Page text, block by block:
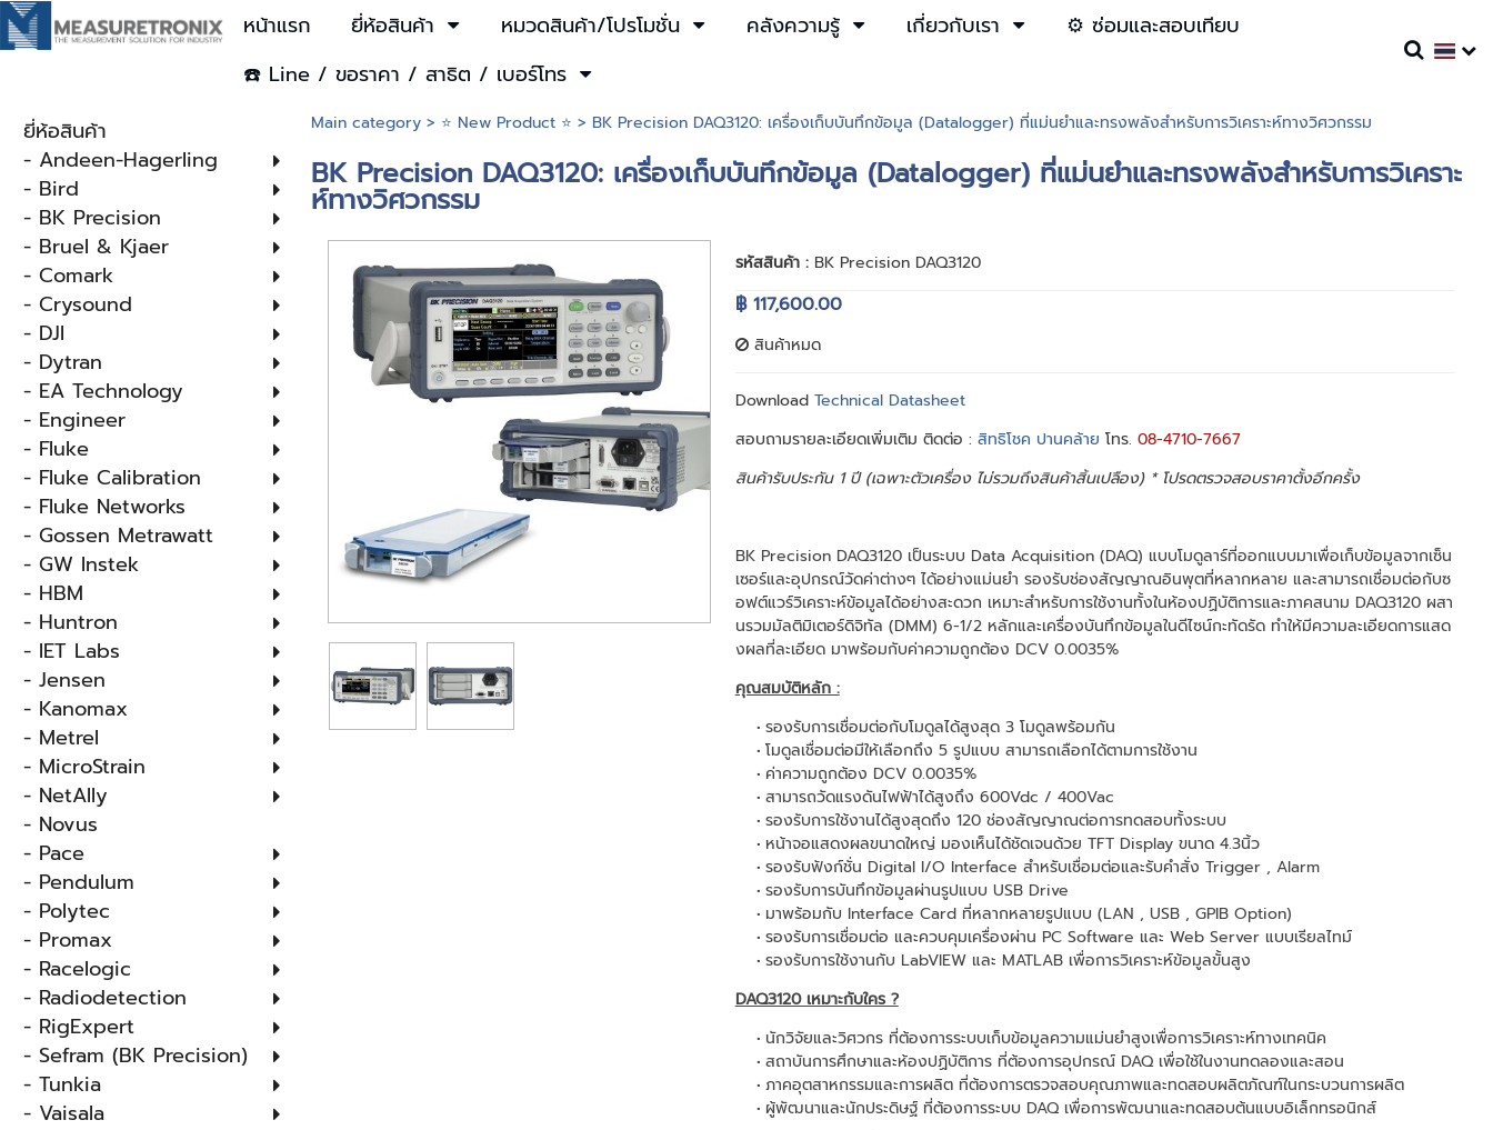
หน้าแรก ยี่ห้อสินค้า หมวดสินค้า/โปรโมชั่น คลังความรู้ เกี่ยวกับเรา
⚙️ ซ่อมและสอบเทียบ
☎️ Line / ขอราคา / สาธิต / เบอร์โทร
ยี่ห้อสินค้า
- Andeen-Hagerling
- Bird
- BK Precision
- Bruel & Kjaer
- Comark
- Crysound
- DJI
- Dytran
- EA Technology
- Engineer
- Fluke
- Fluke Calibration
- Fluke Networks
- Gossen Metrawatt
- GW Instek
- HBM
- Huntron
- IET Labs
- Jensen
- Kanomax
- Metrel
- MicroStrain
- NetAlly
- Novus
- Pace
- Pendulum
- Polytec
- Promax
- Racelogic
- Radiodetection
- RigExpert
- Sefram (BK Precision)
- Tunkia
- Vaisala
Main category> ⭐ New Product ⭐ > BK Precision DAQ3120: เครื่องเก็บบันทึกข้อมูล (Datalogger) ที่แม่นยำและทรงพลังสำหรับการวิเคราะห์ทางวิศวกรรม
BK Precision DAQ3120: เครื่องเก็บบันทึกข้อมูล (Datalogger) ที่แม่นยำและทรงพลังสำหรับการวิเคราะ
ห์ทางวิศวกรรม
รหัสสินค้า : BK Precision DAQ3120
฿ 117,600.00
สินค้าหมด
Download Technical Datasheet
สอบถามรายละเอียดเพิ่มเติม ติดต่อ : สิทธิโชค ปานคล้าย โทร. 08-4710-7667
สินค้ารับประกัน 1 ปี (เฉพาะตัวเครื่อง ไม่รวมถึงสินค้าสิ้นเปลือง) * โปรดตรวจสอบราคาตั้งอีกครั้ง
BK Precision DAQ3120 เป็นระบบ Data Acquisition (DAQ) แบบโมดูลาร์ที่ออกแบบมาเพื่อเก็บข้อมูลจากเซ็น
เซอร์และอุปกรณ์วัดค่าต่างๆ ได้อย่างแม่นยำ รองรับช่องสัญญาณอินพุตที่หลากหลาย และสามารถเชื่อมต่อกับซ
อฟต์แวร์วิเคราะห์ข้อมูลได้อย่างสะดวก เหมาะสำหรับการใช้งานทั้งในห้องปฏิบัติการและภาคสนาม DAQ3120 ผสา
นรวมมัลติมิเตอร์ดิจิทัล (DMM) 6-1/2 หลักและเครื่องบันทึกข้อมูลในดีไซน์กะทัดรัด ทำให้มีความละเอียดการแสด
งผลที่ละเอียด มาพร้อมกับค่าความถูกต้อง DCV 0.0035%
คุณสมบัติหลัก :
รองรับการเชื่อมต่อกับโมดูลได้สูงสุด 3 โมดูลพร้อมกัน
โมดูลเชื่อมต่อมีให้เลือกถึง 5 รูปแบบ สามารถเลือกได้ตามการใช้งาน
ค่าความถูกต้อง DCV 0.0035%
สามารถวัดแรงดันไฟฟ้าได้สูงถึง 600Vdc / 400Vac
รองรับการใช้งานได้สูงสุดถึง 120 ช่องสัญญาณต่อการทดสอบทั้งระบบ
หน้าจอแสดงผลขนาดใหญ่ มองเห็นได้ชัดเจนด้วย TFT Display ขนาด 4.3นิ้ว
รองรับฟังก์ชั่น Digital I/O Interface สำหรับเชื่อมต่อและรับคำสั่ง Trigger , Alarm
รองรับการบันทึกข้อมูลผ่านรูปแบบ USB Drive
มาพร้อมกับ Interface Card ที่หลากหลายรูปแบบ (LAN , USB , GPIB Option)
รองรับการเชื่อมต่อ และควบคุมเครื่องผ่าน PC Software และ Web Server แบบเรียลไทม์
รองรับการใช้งานกับ LabVIEW และ MATLAB เพื่อการวิเคราะห์ข้อมูลขั้นสูง
DAQ3120 เหมาะกับใคร ?
นักวิจัยและวิศวกร ที่ต้องการระบบเก็บข้อมูลความแม่นยำสูงเพื่อการวิเคราะห์ทางเทคนิค
สถาบันการศึกษาและห้องปฏิบัติการ ที่ต้องการอุปกรณ์ DAQ เพื่อใช้ในงานทดลองและสอน
ภาคอุตสาหกรรมและการผลิต ที่ต้องการตรวจสอบคุณภาพและทดสอบผลิตภัณฑ์ในกระบวนการผลิต
ผู้พัฒนาและนักประดิษฐ์ ที่ต้องการระบบ DAQ เพื่อการพัฒนาและทดสอบต้นแบบอิเล็กทรอนิกส์